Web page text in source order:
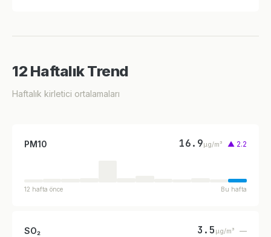
12 Haftalık Trend
Haftalık kirletici ortalamaları
PM10 16.9µg/m³ ▲ 2.2
12 hafta önce Bu hafta
SO₂ 3.5 µg/m³ —